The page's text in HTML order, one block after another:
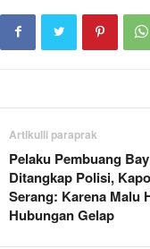
Artikulli paraprak
Pelaku Pembuang
Ditangkap Polisi,
Serang: Karena Malu
Hubungan Gelap